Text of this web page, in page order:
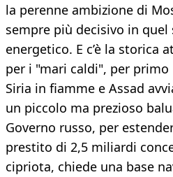
la perenne ambizione di
sempre più decisivo in
energetico. E c’è la storica
per i "mari caldi", per
Siria in fiamme e Assad
un piccolo ma prezioso
Governo russo, per
prestito di 2,5 miliardi
cipriota, chiede una base